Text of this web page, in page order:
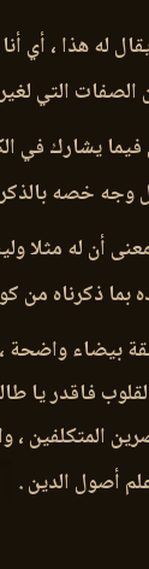
له هذا ، أي
الصفات التي
فيما يشارك في
وجه خصه
أن له مثلا
ذكرناه من
بيضاء واضحة
فاقدر يا
،
أصول الدين .